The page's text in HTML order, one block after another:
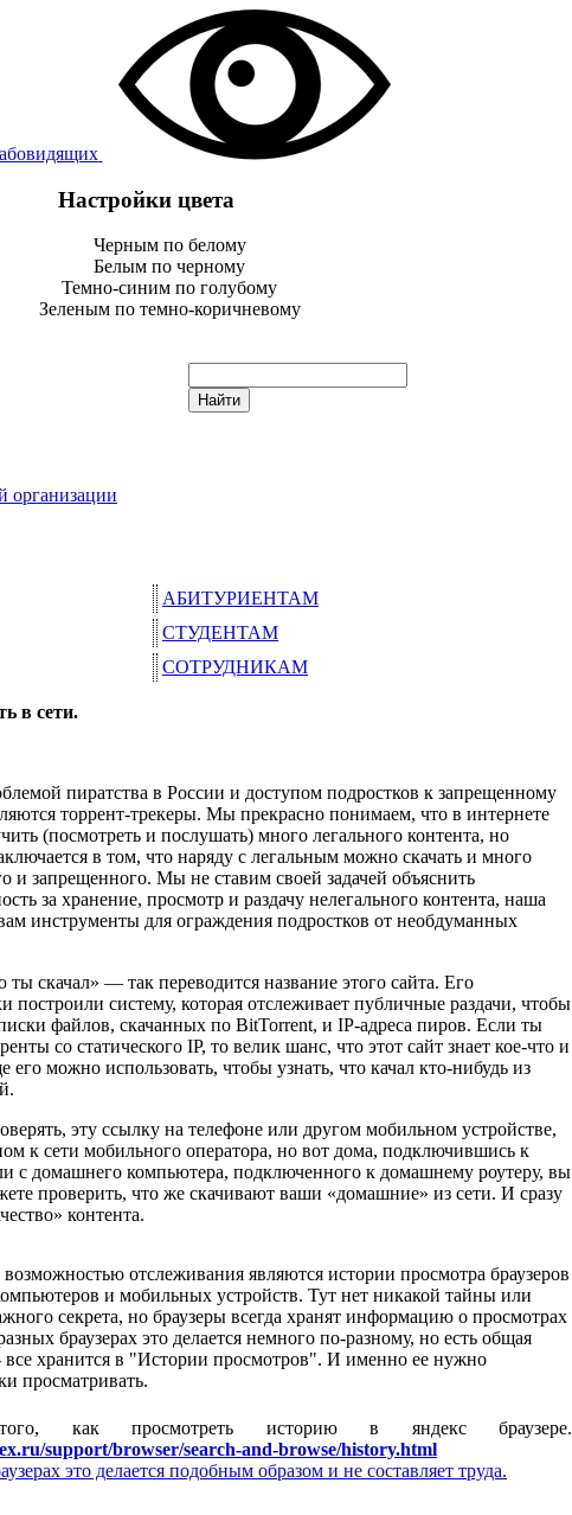
Настройки цвета
Черным по белому
Белым по черному
Темно-синим по голубому
Зеленым по темно-коричневому
организации
АБИТУРИЕНТАМ
СТУДЕНТАМ
СОТРУДНИКАМ
в сети.
пиратства в России и доступом подростков к запрещенному
торрент-трекеры. Мы прекрасно понимаем, что в интернете
(посмотреть и послушать) много легального контента, но
в том, что наряду с легальным можно скачать и много
и запрещенного. Мы не ставим своей задачей объяснить
за хранение, просмотр и раздачу нелегального контента, наша
вам инструменты для ограждения подростков от необдуманных
ты скачал» — так переводится название этого сайта. Его
построили систему, которая отслеживает публичные раздачи, чтобы
файлов, скачанных по BitTorrent, и IP-адреса пиров. Если ты
со статического IP, то велик шанс, что этот сайт знает кое-что и
его можно использовать, чтобы узнать, что качал кто-нибудь из
эту ссылку на телефоне или другом мобильном устройстве,
к сети мобильного оператора, но вот дома, подключившись к
с домашнего компьютера, подключенного к домашнему роутеру, вы
проверить, что же скачивают ваши «домашние» из сети. И сразу
контента.
отслеживания являются истории просмотра браузеров
и мобильных устройств. Тут нет никакой тайны или
секрета, но браузеры всегда хранят информацию о просмотрах
браузерах это делается немного по-разному, но есть общая
все хранится в "Истории просмотров". И именно ее нужно
просматривать.
как просмотреть историю в яндекс браузере.
support/browser/search-and-browse/history.html
это делается подобным образом и не составляет труда.